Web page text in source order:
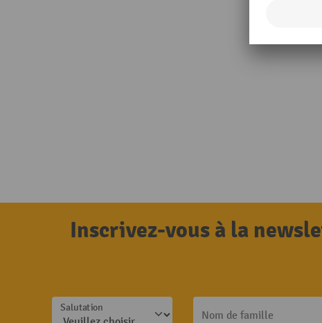
Inscrivez-vous à la
Salutation
Nom de famille